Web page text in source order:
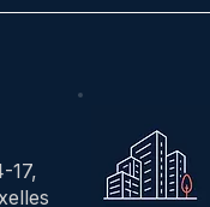
17,